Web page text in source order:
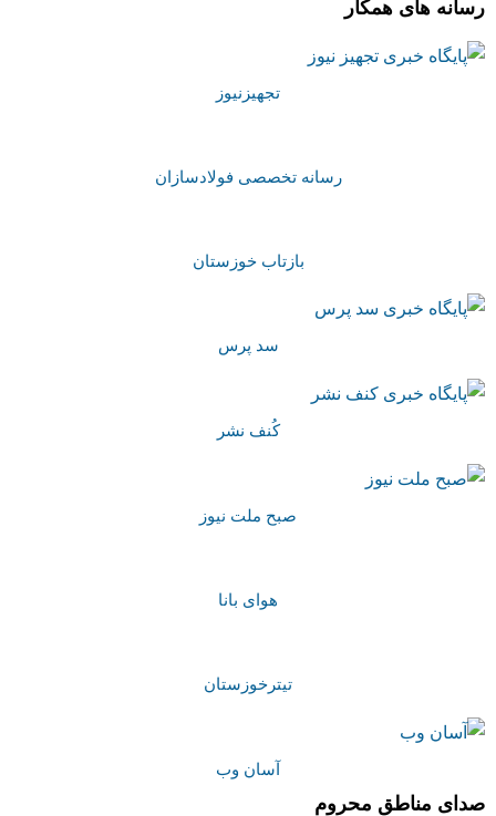
رسانه های همکار
تجهیزنیوز
رسانه تخصصی فولادسازان
بازتاب خوزستان
سد پرس
کُنف نشر
صبح ملت نیوز
هوای بانا
تیترخوزستان
آسان وب
صدای مناطق محروم